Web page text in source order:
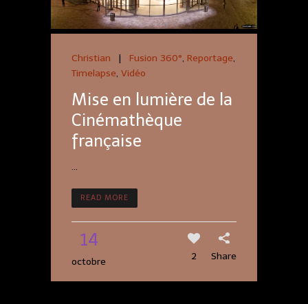
Christian | Fusion 360°, Reportage,
Timelapse, Vidéo
Mise en lumière de la
Cinémathèque
française
...
READ MORE
14
octobre 2 Share